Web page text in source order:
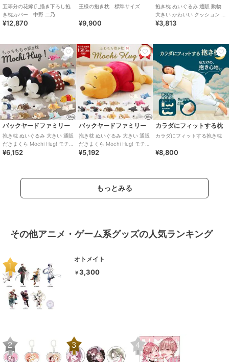
五等分の花嫁∬_描き下ろし抱
き枕カバー 中野 二乃
¥12,870
王様の抱き枕 標準サイズ
¥9,900
抱き枕 ぬいぐるみ 通販 動物
大きい かわいい クッション 子
供 マクラ キッズ 寝具 子供
¥3,813
バックヤードファミリー
抱き枕 ぬいぐるみ 大きい 通販
だきまくら Mochi Hug! モチ
ハグ Disney ディズニ
¥6,152
バックヤードファミリー
抱き枕 ぬいぐるみ 大きい 通販
だきまくら Mochi Hug! モチ
ハグ Disney ディズニ
¥5,192
カラダにフィットする枕
カラダにフィットする抱き枕
¥8,800
もっとみる
その他アニメ・ゲーム系グッズの人気ランキング
オトメイト
￥3,300